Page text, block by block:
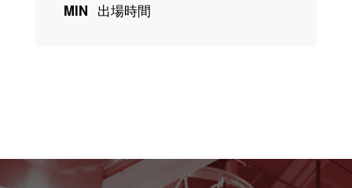
MIN 出場時間